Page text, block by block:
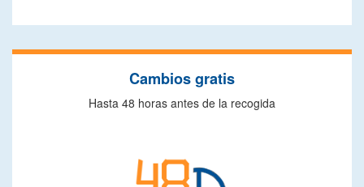
Cambios gratis
Hasta 48 horas antes de la recogida